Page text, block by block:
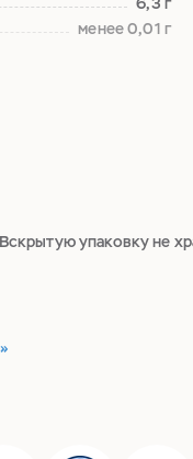
менее 0,01 г
упаковку не